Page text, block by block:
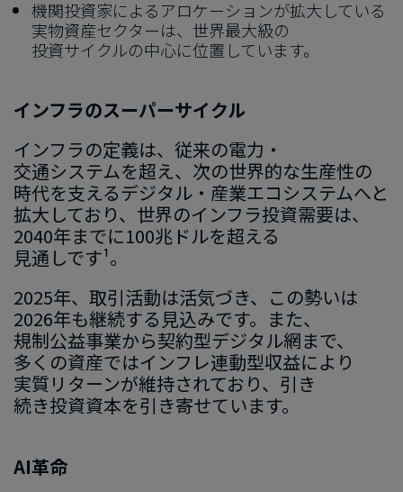
機関投​資家に​よる​アロケーションが​拡大している​
実物資産セクターは、​世界最大級の​
投資サイクルの​中心に​位置しています。​
インフラのスーパーサイクル
インフラの​定義は、​従来の​電力・
交通システムを​超え、​次の​世界的な​生産性の​
時代を​支える​デジタル・産業エコシステムへと​
拡大しており、​世界の​インフラ投資需要は、​
2040年までに​100兆ドルを​超える​
見通しです¹。
2025年、​取引活動は​活気づき、​この​勢いは​
2026年も​継続する​見込みです。​また、​
規制公益事業から​契約型デジタル網まで、​
多くの​資産では​インフレ連動型収益に​より​
実質リターンが​維持されており、​引き​
続き投資資本を​引き寄せています。
AI革命